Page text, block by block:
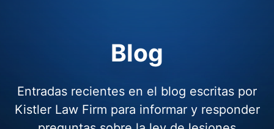
Blog
Entradas recientes en el blog escritas por
Kistler Law Firm para informar yresponder